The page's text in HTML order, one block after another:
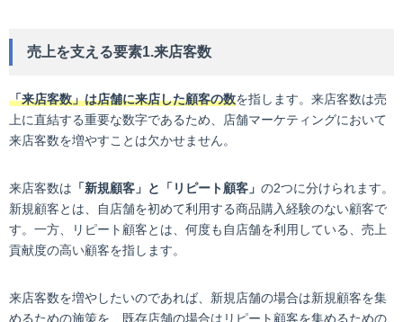
売上を支える要素1.来店客数
「来店客数」は店舗に来店した顧客の数を指します。来店客数は売
上に直結する重要な数字であるため、店舗マーケティングにおいて
来店客数を増やすことは欠かせません。
来店客数は 「新規顧客」と「リピート顧客」 の2つに分けられます。
新規顧客とは、自店舗を初めて利用する商品購入経験のない顧客で
す。一方、リピート顧客とは、何度も自店舗を利用している、売上
貢献度の高い顧客を指します。
来店客数を増やしたいのであれば、新規店舗の場合は新規顧客を集
めるための施策を、既存店舗の場合はリピート顧客を集めるための